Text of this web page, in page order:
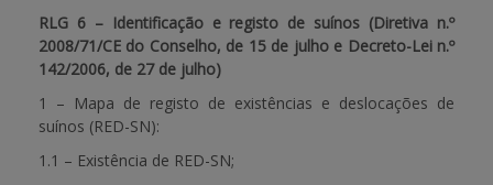
RLG 6 – Identificação e registo de suínos (Diretiva n.º
2008/71/CE do Conselho, de 15 de julho e Decreto-Lei n.º
142/2006, de 27 de julho)
1 – Mapa de registo de existências e deslocações de
suínos (RED-SN):
1.1 – Existência de RED-SN;